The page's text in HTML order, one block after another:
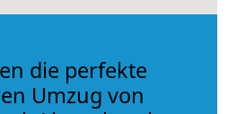
die perfekte
Umzug von